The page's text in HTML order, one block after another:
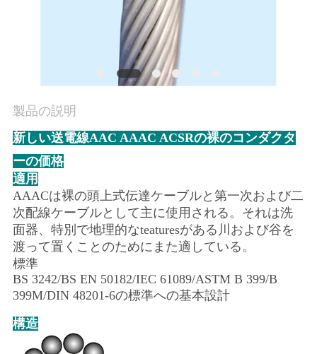
連
絡
し
な
さ
い
ニ
ュ
製品の説明
新しい送電線AAC AAAC ACSRの裸のコンダクタ
ーの価格
適用
AAACは裸の頭上式伝達ケーブルと第一次および二
次配線ケーブルとして主に使用される。それは洗
面器、特別で地理的なteaturesがある川および谷を
渡って置くことのためにまた適している。
標準
BS 3242/BS EN 50182/IEC 61089/ASTM B 399/B
399M/DIN 48201-6の標準への基本設計
構造